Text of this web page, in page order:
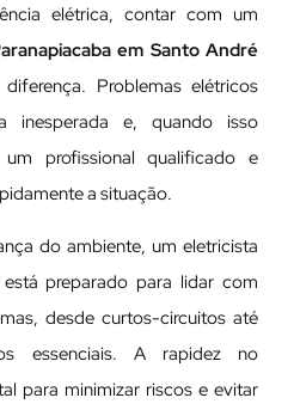
elétrica, contar com um
em Santo André
Problemas elétricos
inesperada e, quando isso
profissional qualificado e
a situação.
do ambiente, um eletricista
preparado para lidar com
desde curtos-circuitos até
essenciais. A rapidez no
para minimizar riscos e evitar